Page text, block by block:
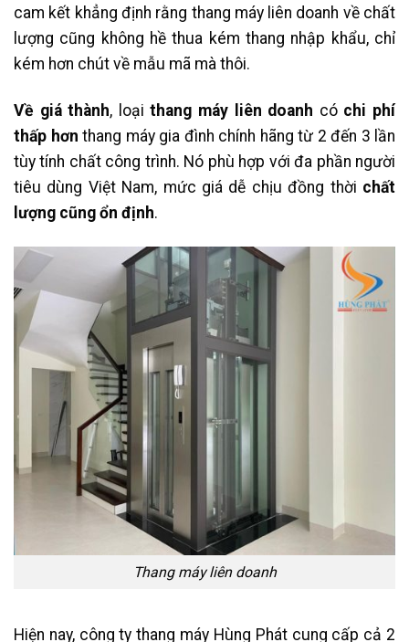
cam kết khẳng định rằng thang máy liên doanh về chất
lượng cũng không hề thua kém thang nhập khẩu, chỉ
kém hơn chút về mẫu mã mà thôi.
Về giá thành, loạithang máy liên doanh có chi phí
thấp hơn thang máy gia đình chính hãng từ 2 đến 3 lần
tùy tính chất công trình. Nó phù hợp với đa phần người
tiêu dùng Việt Nam, mức giá dễ chịu đồng thời chất
lượng cũng ổn định.
Thang máy liên doanh
Hiện nay, công ty thang máy Hùng Phát cung cấp cả 2